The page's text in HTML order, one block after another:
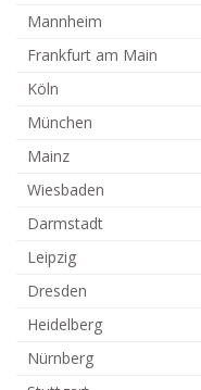
Mannheim
Frankfurt am Main
Köln
München
Mainz
Wiesbaden
Darmstadt
Leipzig
Dresden
Heidelberg
Nürnberg